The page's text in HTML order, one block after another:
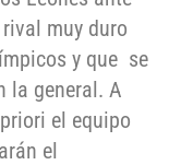
muy duro
y que se
la general. A
el equipo
el